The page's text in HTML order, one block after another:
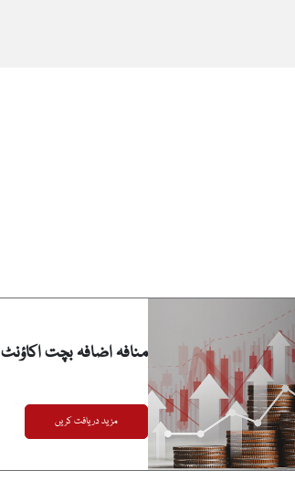
منافہ اضافہ بچت اکاؤنٹ
مزید دریافت کریں